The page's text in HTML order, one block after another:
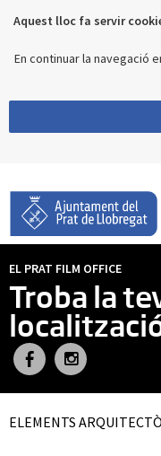
Aquest lloc fa servir
En continuar la navegació
EL PRAT FILM OFFICE
Troba la
ELEMENTS